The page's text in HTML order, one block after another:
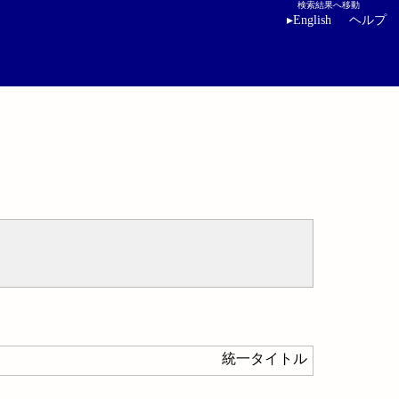
検索結果へ移動
▸English ヘルプ
統一タイトル